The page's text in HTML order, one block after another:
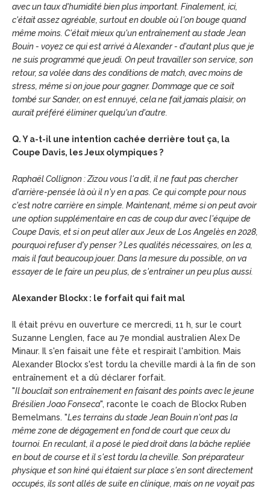
avec un taux d'humidité bien plus important. Finalement, ici,
c'était assez agréable, surtout en double où l'on bouge quand
même moins. C'était mieux qu'un entraînement au stade Jean
Bouin - voyez ce qui est arrivé à Alexander - d'autant plus que je
ne suis programmé que jeudi. On peut travailler son service, son
retour, sa volée dans des conditions de match, avec moins de
stress, même si on joue pour gagner. Dommage que ce soit
tombé sur Sander, on est ennuyé, cela ne fait jamais plaisir, on
aurait préféré éliminer quelqu'un d'autre.
Q. Y a-t-il une intention cachée derrière tout ça, la
Coupe Davis, les Jeux olympiques ?
Raphaël Collignon : Zizou vous l'a dit, il ne faut pas chercher
d'arrière-pensée là où il n'y en a pas. Ce qui compte pour nous
c'est notre carrière en simple. Maintenant, même si on peut avoir
une option supplémentaire en cas de coup dur avec l'équipe de
Coupe Davis, et si on peut aller aux Jeux de Los Angelès en 2028,
pourquoi refuser d'y penser ? Les qualités nécessaires, on les a,
mais il faut beaucoup jouer. Dans la mesure du possible, on va
essayer de le faire un peu plus, de s'entraîner un peu plus aussi.
Alexander Blockx : le forfait qui fait mal
Il était prévu en ouverture ce mercredi, 11 h, sur le court
Suzanne Lenglen, face au 7e mondial australien Alex De
Minaur. Il s'en faisait une fête et respirait l'ambition. Mais
Alexander Blockx s'est tordu la cheville mardi à la fin de son
entraînement et a dû déclarer forfait.
"Il bouclait son entraînement en faisant des points avec le jeune
Brésilien Joao Fonseca", raconte le coach de Blockx Ruben
Bemelmans. "Les terrains du stade Jean Bouin n'ont pas la
même zone de dégagement en fond de court que ceux du
tournoi. En reculant, il a posé le pied droit dans la bâche repliée
en bout de course et il s'est tordu la cheville. Son préparateur
physique et son kiné qui étaient sur place s'en sont directement
occupés, ils sont allés de suite en clinique, mais on ne voyait pas